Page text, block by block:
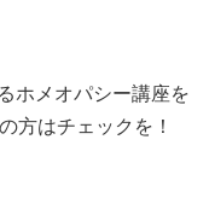
ホメオパシー講座を
方はチェックを！